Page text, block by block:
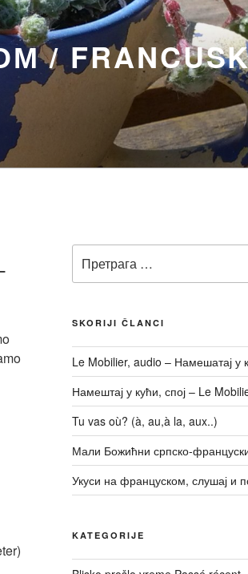
/
за:
SKORIJI ČLANCI
Le Mobilier, audio – Намешатај у
Намештај у кући, спој – Le
Tu vas où? (à, au,à la, aux..)
Мали Божићни српско-
Укуси на француском, слушај и
KATEGORIJE